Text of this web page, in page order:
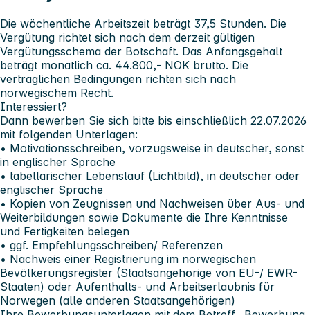
Die wöchentliche Arbeitszeit beträgt 37,5 Stunden. Die
Vergütung richtet sich nach dem derzeit gültigen
Vergütungsschema der Botschaft. Das Anfangsgehalt
beträgt monatlich ca. 44.800,- NOK brutto. Die
vertraglichen Bedingungen richten sich nach
norwegischem Recht.
Interessiert?
Dann bewerben Sie sich bitte bis einschließlich 22.07.2026
mit folgenden Unterlagen:
• Motivationsschreiben, vorzugsweise in deutscher, sonst
in englischer Sprache
• tabellarischer Lebenslauf (Lichtbild), in deutscher oder
englischer Sprache
• Kopien von Zeugnissen und Nachweisen über Aus- und
Weiterbildungen sowie Dokumente die Ihre Kenntnisse
und Fertigkeiten belegen
• ggf. Empfehlungsschreiben/ Referenzen
• Nachweis einer Registrierung im norwegischen
Bevölkerungsregister (Staatsangehörige von EU-/ EWR-
Staaten) oder Aufenthalts- und Arbeitserlaubnis für
Norwegen (alle anderen Staatsangehörigen)